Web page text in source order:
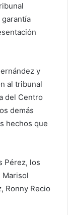
y
al tribunal
del Centro
demás
hechos que
Pérez, los
Marisol
Ronny Recio